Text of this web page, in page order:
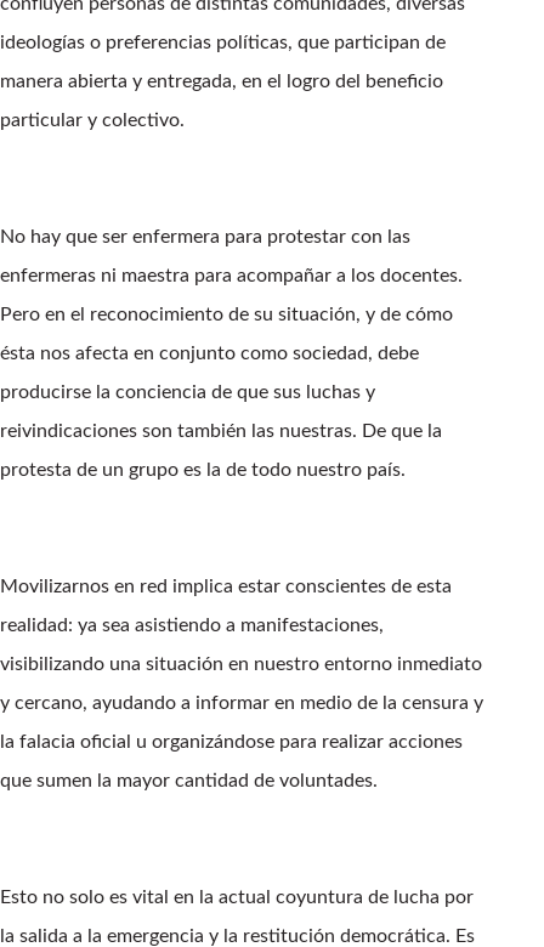
ideologías o preferencias políticas, que participan de
manera abierta y entregada, en el logro del beneficio
particular y colectivo.
No hay que ser enfermera para protestar con las
enfermeras ni maestra para acompañar a los docentes.
Pero en el reconocimiento de su situación, y de cómo
ésta nos afecta en conjunto como sociedad, debe
producirse la conciencia de que sus luchas y
reivindicaciones son también las nuestras. De que la
protesta de un grupo es la de todo nuestro país.
Movilizarnos en red implica estar conscientes de esta
realidad: ya sea asistiendo a manifestaciones,
visibilizando una situación en nuestro entorno inmediato
y cercano, ayudando a informar en medio de la censura y
la falacia oficial u organizándose para realizar acciones
que sumen la mayor cantidad de voluntades.
Esto no solo es vital en la actual coyuntura de lucha por
la salida a la emergencia y la restitución democrática. Es